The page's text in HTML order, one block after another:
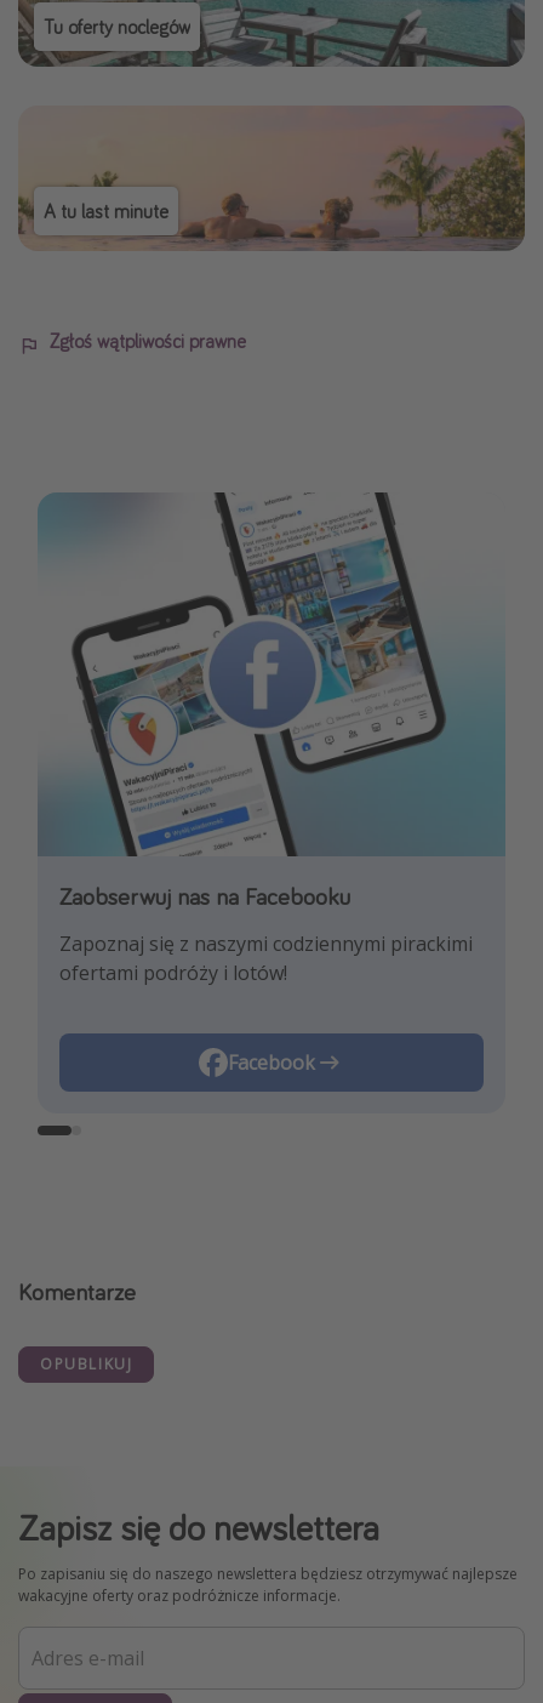
Tu oferty noclegów
A tu last minute
Zgłoś wątpliwości prawne
Zaobserwuj nas na Facebooku
Zapoznaj się z naszymi codziennymi pirackimi
ofertami podróży i lotów!
Facebook
Zaobserwuj nas na Instagramie
Pozwól nam zainspirować Cię najnowszymi
trendami i najlepszymi ofertami
Instagram
Komentarze
OPUBLIKUJ
Zapisz się do newslettera
Po zapisaniu się do naszego newslettera będziesz otrzymywać najlepsze
wakacyjne oferty oraz podróżnicze informacje.